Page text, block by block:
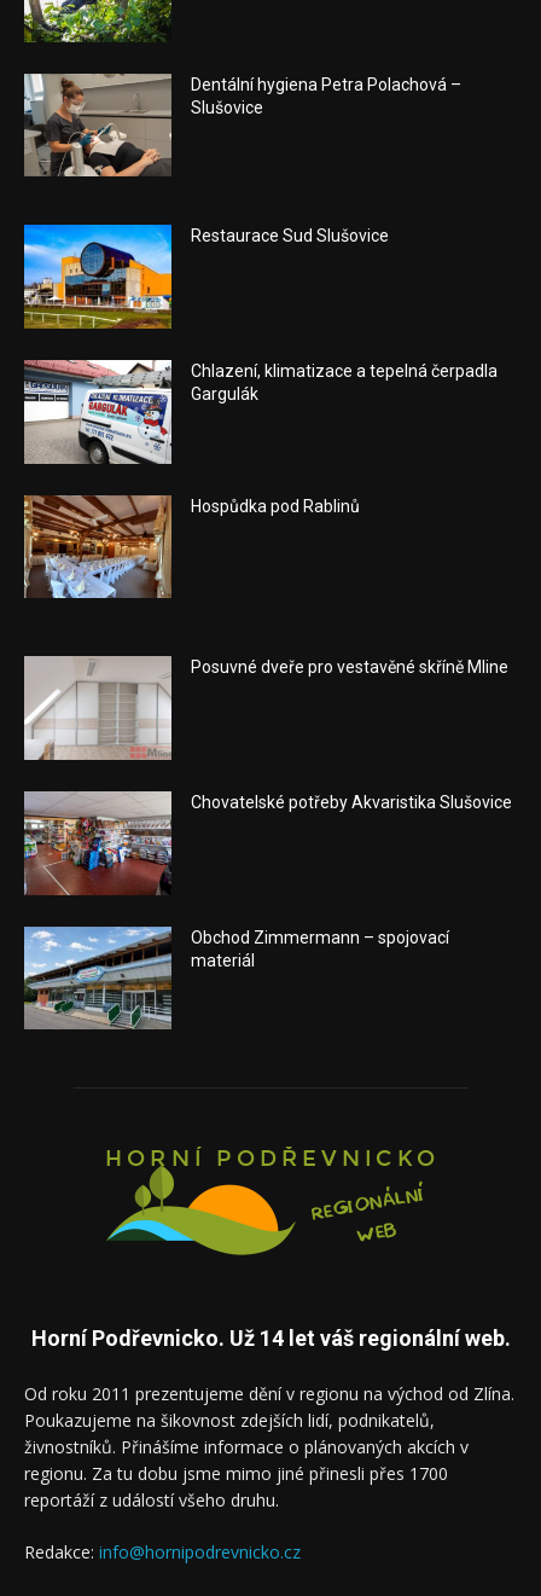
Dentální hygiena Petra Polachová –
Slušovice
Restaurace Sud Slušovice
Chlazení, klimatizace a tepelná čerpadla
Gargulák
Hospůdka pod Rablinů
Posuvné dveře pro vestavěné skříně Mline
Chovatelské potřeby Akvaristika Slušovice
Obchod Zimmermann – spojovací
materiál
Horní Podřevnicko. Už 14 let váš regionální web.
Od roku 2011 prezentujeme dění v regionu na východ od Zlína.
Poukazujeme na šikovnost zdejších lidí, podnikatelů,
živnostníků. Přinášíme informace o plánovaných akcích v
regionu. Za tu dobu jsme mimo jiné přinesli přes 1700
reportáží z událostí všeho druhu.
Redakce: info@hornipodrevnicko.cz